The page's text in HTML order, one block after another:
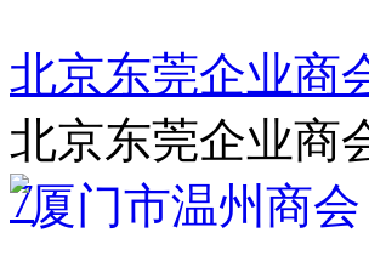
北京东莞企业商
北京东莞企业商
7